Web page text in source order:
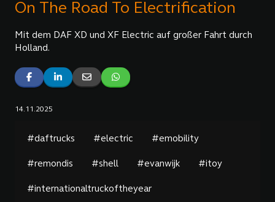
On The Road To Electrification
Mit dem DAF XD und XF Electric auf großer Fahrt durch
Holland.
14.11.2025
#daftrucks #electric #emobility
#remondis #shell #evanwijk #itoy
#internationaltruckoftheyear